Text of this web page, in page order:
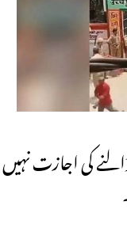
کی اجازت نہیں